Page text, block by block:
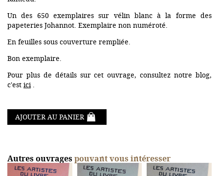
Un des 650 exemplaires sur vélin blanc à la forme des
papeteries Johannot. Exemplaire non numéroté.
En feuilles sous couverture rempliée.
Bon exemplaire.
Pour plus de détails sur cet ouvrage, consultez notre blog,
c'est ici
AJOUTER AU PANIER
Autres ouvragespouvant vous intéresser